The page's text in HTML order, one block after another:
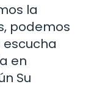
la
podemos
escucha
en
Su